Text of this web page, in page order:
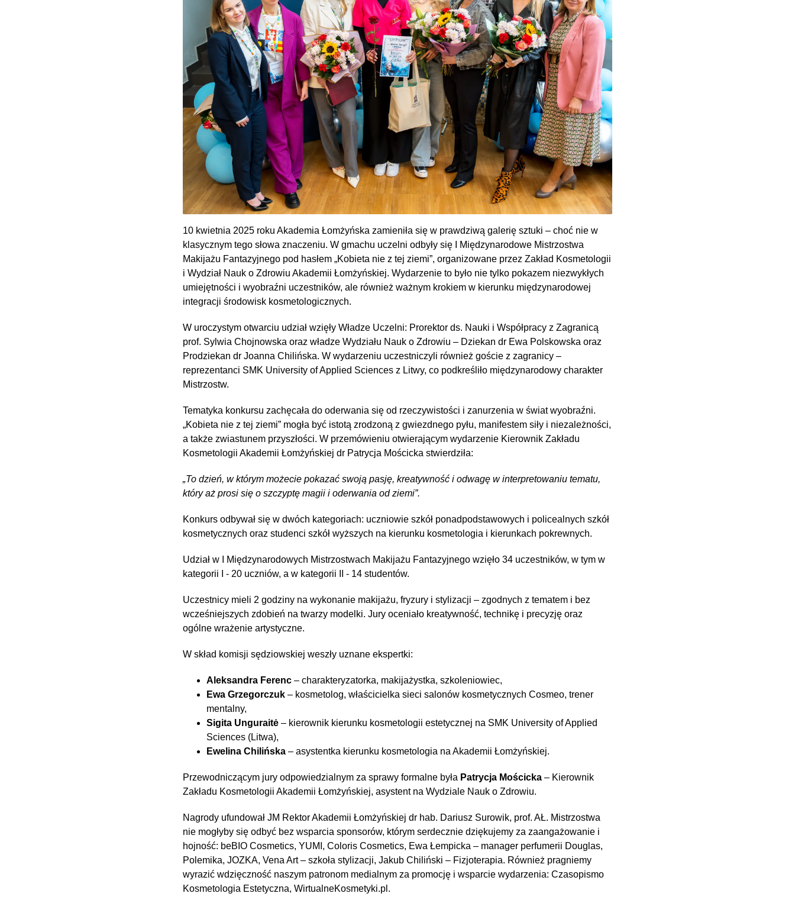
10 kwietnia 2025 roku Akademia Łomżyńska zamieniła się w prawdziwą galerię sztuki – choć nie w
klasycznym tego słowa znaczeniu. W gmachu uczelni odbyły się I Międzynarodowe Mistrzostwa
Makijażu Fantazyjnego pod hasłem „Kobieta nie z tej ziemi”, organizowane przez Zakład Kosmetologii
i Wydział Nauk o Zdrowiu Akademii Łomżyńskiej. Wydarzenie to było nie tylko pokazem niezwykłych
umiejętności i wyobraźni uczestników, ale również ważnym krokiem w kierunku międzynarodowej
integracji środowisk kosmetologicznych.
W uroczystym otwarciu udział wzięły Władze Uczelni: Prorektor ds. Nauki i Współpracy z Zagranicą
prof. Sylwia Chojnowska oraz władze Wydziału Nauk o Zdrowiu – Dziekan dr Ewa Polskowska oraz
Prodziekan dr Joanna Chilińska. W wydarzeniu uczestniczyli również goście z zagranicy –
reprezentanci SMK University of Applied Sciences z Litwy, co podkreśliło międzynarodowy charakter
Mistrzostw.
Tematyka konkursu zachęcała do oderwania się od rzeczywistości i zanurzenia w świat wyobraźni.
„Kobieta nie z tej ziemi” mogła być istotą zrodzoną z gwiezdnego pyłu, manifestem siły i niezależności,
a także zwiastunem przyszłości. W przemówieniu otwierającym wydarzenie Kierownik Zakładu
Kosmetologii Akademii Łomżyńskiej dr Patrycja Mościcka stwierdziła:
„To dzień, w którym możecie pokazać swoją pasję, kreatywność i odwagę w interpretowaniu tematu,
który aż prosi się o szczyptę magii i oderwania od ziemi”.
Konkurs odbywał się w dwóch kategoriach: uczniowie szkół ponadpodstawowych i policealnych szkół
kosmetycznych oraz studenci szkół wyższych na kierunku kosmetologia i kierunkach pokrewnych.
Udział w I Międzynarodowych Mistrzostwach Makijażu Fantazyjnego wzięło 34 uczestników, w tym w
kategorii I - 20 uczniów, a w kategorii II - 14 studentów.
Uczestnicy mieli 2 godziny na wykonanie makijażu, fryzury i stylizacji – zgodnych z tematem i bez
wcześniejszych zdobień na twarzy modelki. Jury oceniało kreatywność, technikę i precyzję oraz
ogólne wrażenie artystyczne.
W skład komisji sędziowskiej weszły uznane ekspertki:
Aleksandra Ferenc– charakteryzatorka, makijażystka, szkoleniowiec,
Ewa Grzegorczuk– kosmetolog, właścicielka sieci salonów kosmetycznych Cosmeo, trener
mentalny,
Sigita Unguraitė– kierownik kierunku kosmetologii estetycznej na SMK University of Applied
Sciences (Litwa),
Ewelina Chilińska– asystentka kierunku kosmetologia na Akademii Łomżyńskiej.
Przewodniczącym jury odpowiedzialnym za sprawy formalne była Patrycja Mościcka– Kierownik
Zakładu Kosmetologii Akademii Łomżyńskiej, asystent na Wydziale Nauk o Zdrowiu.
Nagrody ufundował JM Rektor Akademii Łomżyńskiej dr hab. Dariusz Surowik, prof. AŁ. Mistrzostwa
nie mogłyby się odbyć bez wsparcia sponsorów, którym serdecznie dziękujemy za zaangażowanie i
hojność:​ beBIO Cosmetics, YUMI, Coloris Cosmetics, Ewa Łempicka – manager perfumerii Douglas,
Polemika, JOZKA, Vena Art – szkoła stylizacji, Jakub Chiliński – Fizjoterapia.​ Również pragniemy
wyrazić wdzięczność naszym patronom medialnym za promocję i wsparcie wydarzenia:​ Czasopismo
Kosmetologia Estetyczna, WirtualneKosmetyki.pl.